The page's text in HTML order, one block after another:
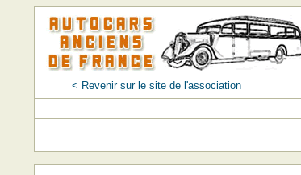
< Revenir sur le site de l'association